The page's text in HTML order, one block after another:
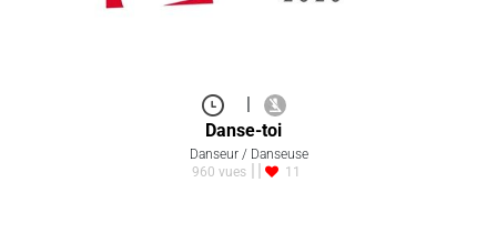
Danse-toi
Danseur / Danseuse
960 vues
11